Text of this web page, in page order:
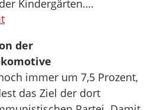
Kindergärten….
der
immer um 7,5 Prozent,
das Ziel der dort